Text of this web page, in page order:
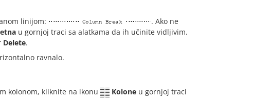
linijom:
. Ako ne
u gornjoj traci sa alatkama da ih učinite vidljivim.
Delete.
ravnalo.
kolonom, kliknite na ikonu Kolone u gornjoj traci